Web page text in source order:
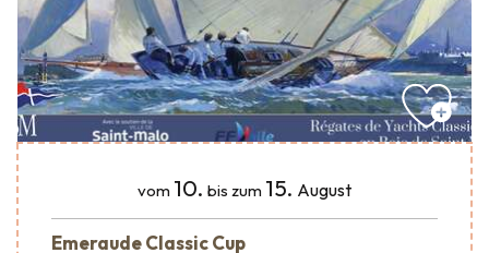
vom 10. bis zum 15. August
Emeraude Classic Cup